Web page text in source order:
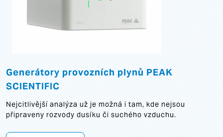
Generátory provozních plynů PEAK
SCIENTIFIC
Nejcitlivější analýza už je možná i tam, kde nejsou
připraveny rozvody dusíku či suchého vzduchu.